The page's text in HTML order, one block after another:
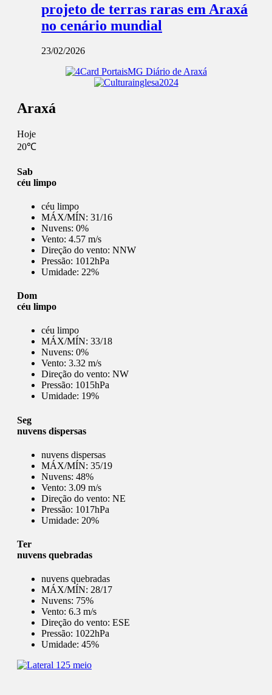
projeto de terras raras em Araxá
no cenário mundial
23/02/2026
Araxá
Hoje
20℃
Sab
céu limpo
céu limpo
MÁX/MÍN: 31/16
Nuvens: 0%
Vento: 4.57 m/s
Direção do vento: NNW
Pressão: 1012hPa
Umidade: 22%
Dom
céu limpo
céu limpo
MÁX/MÍN: 33/18
Nuvens: 0%
Vento: 3.32 m/s
Direção do vento: NW
Pressão: 1015hPa
Umidade: 19%
Seg
nuvens dispersas
nuvens dispersas
MÁX/MÍN: 35/19
Nuvens: 48%
Vento: 3.09 m/s
Direção do vento: NE
Pressão: 1017hPa
Umidade: 20%
Ter
nuvens quebradas
nuvens quebradas
MÁX/MÍN: 28/17
Nuvens: 75%
Vento: 6.3 m/s
Direção do vento: ESE
Pressão: 1022hPa
Umidade: 45%